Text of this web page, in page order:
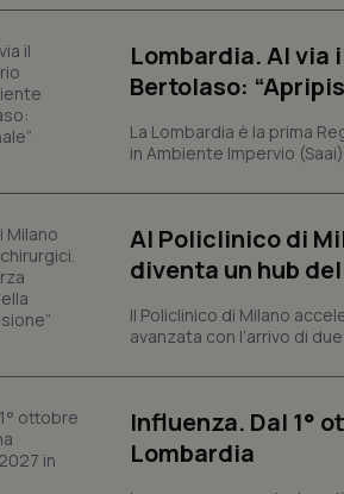
Lombardia. Al via
Bertolaso:
La Lombardia è la prima
in Ambiente Impervio
Al Policlinico di
diventa un hub
Il Policlinico di Milano
avanzata con l’arrivo di
Influenza. Dal 1°
Lombardia
tracking-enable
session-id
_ga